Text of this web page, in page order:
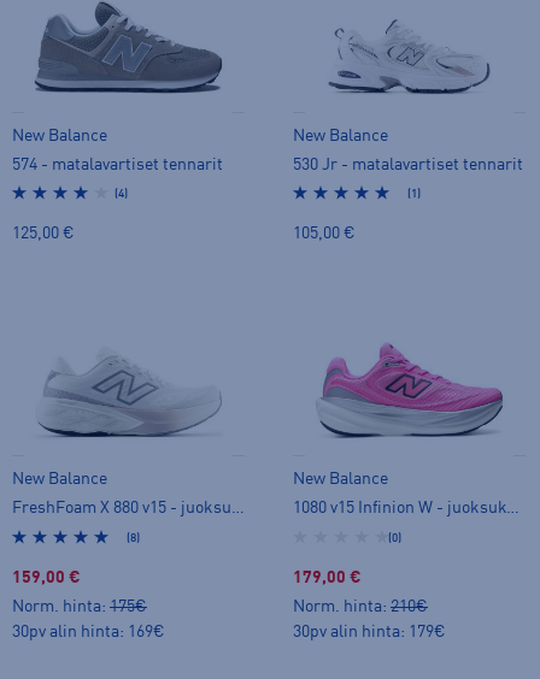
New Balance
574 - matalavartiset tennarit
(4)
125,00 €
New Balance
530 Jr - matalavartiset tennarit
(1)
105,00 €
New Balance
FreshFoam X 880 v15 - juoksukengät
(8)
159,00 €
Norm. hinta: 175€
30pv alin hinta: 169€
New Balance
1080 v15 Infinion W - juoksukengät
(0)
179,00 €
Norm. hinta: 210€
30pv alin hinta: 179€